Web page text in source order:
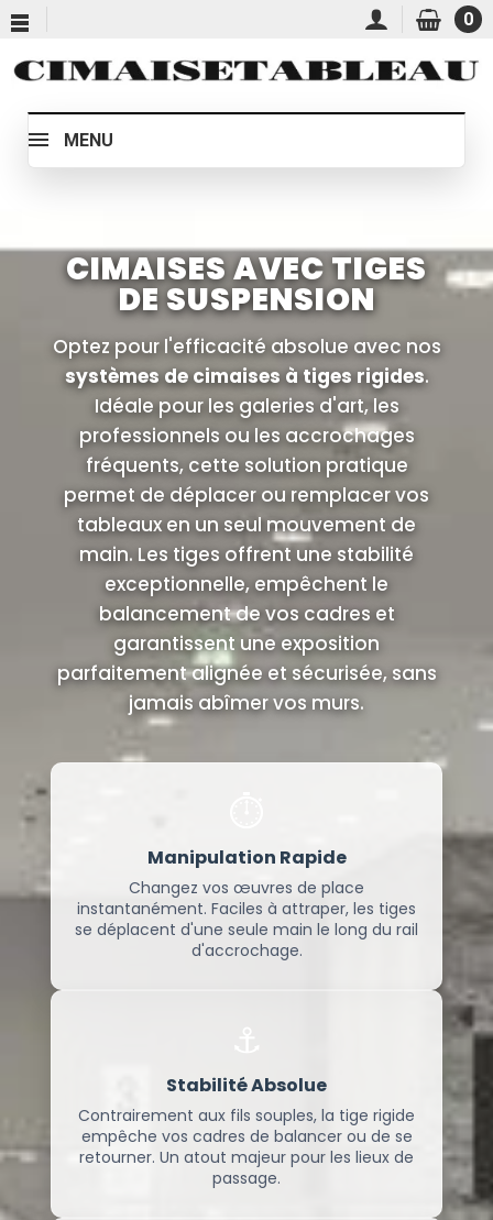
0
MENU
CIMAISES AVEC TIGES
DE SUSPENSION
Optez pour l'efficacité absolue avec nos
systèmes de cimaises à tiges rigides.
Idéale pour les galeries d'art, les
professionnels ou les accrochages
fréquents, cette solution pratique
permet de déplacer ou remplacer vos
tableaux en un seul mouvement de
main. Les tiges offrent une stabilité
exceptionnelle, empêchent le
balancement de vos cadres et
garantissent une exposition
parfaitement alignée et sécurisée, sans
jamais abîmer vos murs.
Manipulation Rapide
Changez vos œuvres de place
instantanément. Faciles à attraper, les tiges
se déplacent d'une seule main le long du rail
d'accrochage.
Stabilité Absolue
Contrairement aux fils souples, la tige rigide
empêche vos cadres de balancer ou de se
retourner. Un atout majeur pour les lieux de
passage.